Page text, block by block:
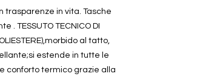
trasparenze in vita. Tasche
. TESSUTO TECNICO DI
al tatto,
estende in tutte le
conforto termico grazie alla